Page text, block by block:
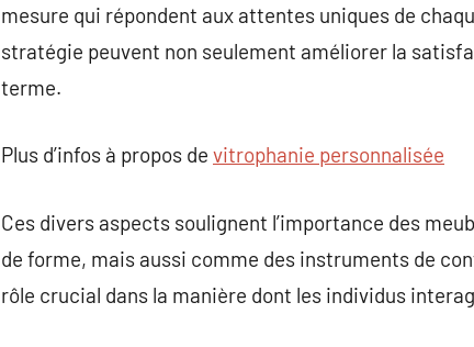
mesure qui répondent aux attentes uniques de
stratégie peuvent non seulement améliorer la
terme.
Plus d’infos à propos de vitrophanie personnalisée
Ces divers aspects soulignent l’importance des
de forme, mais aussi comme des instruments de
rôle crucial dans la manière dont les individus